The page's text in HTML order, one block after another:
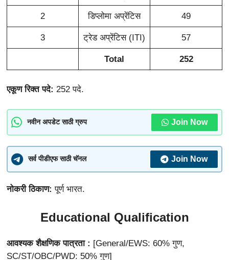
2 डिप्लोमा अप्रेंटिस 49
3 ट्रेड अप्रेंटिस (ITI) 57
Total 252
एकूण रिक्त पदे: 252 पदे.
नवीन अपडेट साठी ग्रुप Join Now
सर्व पीडीएफ साठी चॅनल Join Now
नोकरी ठिकाण: पूर्ण भारत.
Educational Qualification
आवश्यक शैक्षणिक पात्रता : [General/EWS: 60% गुण,
SC/ST/OBC/PWD: 50% गुण]